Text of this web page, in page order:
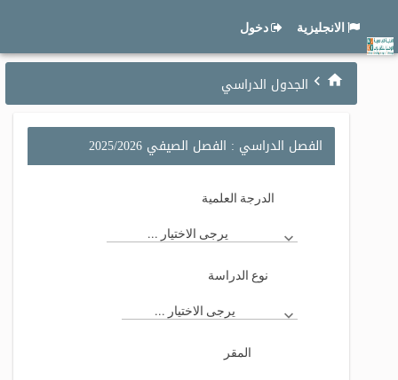
الانجليزية دخول
الجدول الدراسي
الفصل الدراسي : الفصل الصيفي 2025/2026
الدرجة العلمية
يرجى الاختيار ...
نوع الدراسة
يرجى الاختيار ...
المقر